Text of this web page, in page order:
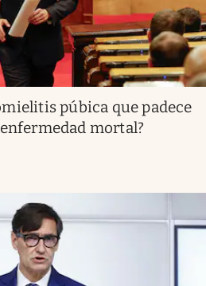
púbica que padece
mortal?